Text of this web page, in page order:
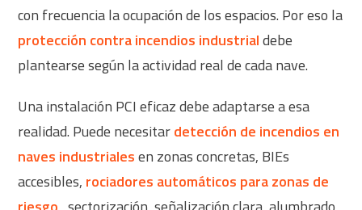
con frecuencia la ocupación de los espacios. Por eso la
protección contra incendios industrialdebe
plantearse según la actividad real de cada nave.
Una instalación PCI eficaz debe adaptarse a esa
realidad. Puede necesitardetección de incendios en
naves industrialesen zonas concretas, BIEs
accesibles, rociadores automáticos para zonas de